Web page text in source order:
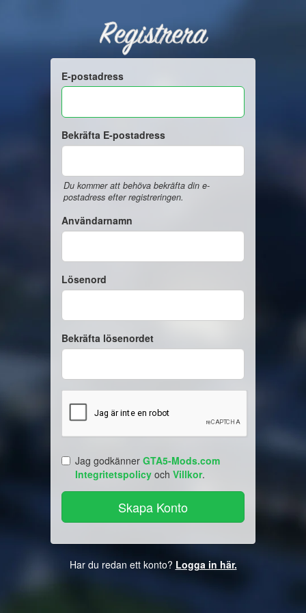
Registrera
E-postadress
Bekräfta E-postadress
Du kommer att behöva bekräfta din e-
postadress efter registreringen.
Användarnamn
Lösenord
Bekräfta lösenordet
Jag godkänner GTA5-Mods.com
Integritetspolicy och Villkor.
Har du redan ett konto? Logga in här.